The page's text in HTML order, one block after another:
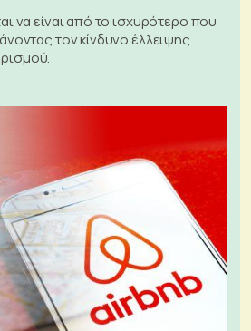
να είναι από το ισχυρότερο που
τον κίνδυνο έλλειψης